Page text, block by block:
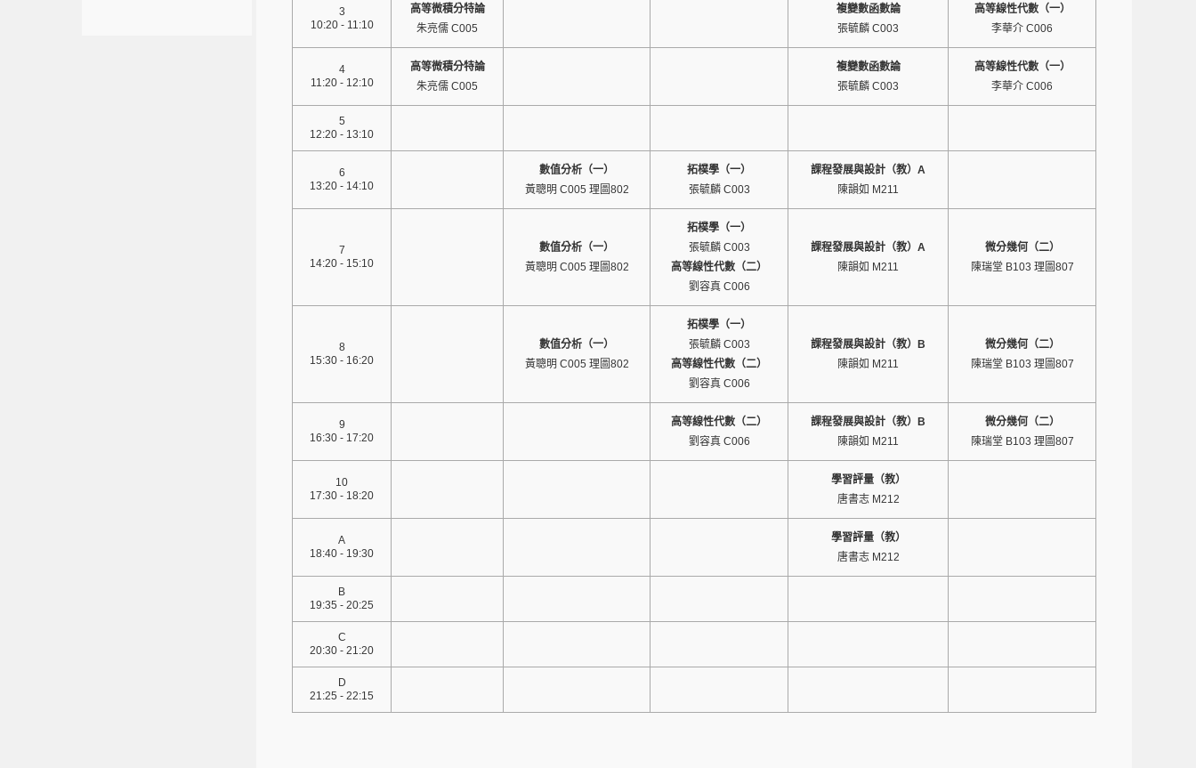
3
10:20 - 11:10
高等微積分特論
朱亮儒 C005
複變數函數論
張毓麟 C003
高等線性代數（一）
李華介 C006
4
11:20 - 12:10
高等微積分特論
朱亮儒 C005
複變數函數論
張毓麟 C003
高等線性代數（一）
李華介 C006
5
12:20 - 13:10
6
13:20 - 14:10
數值分析（一）
黃聰明 C005 理圖802
拓樸學（一）
張毓麟 C003
課程發展與設計（教）A
陳韻如 M211
7
14:20 - 15:10
數值分析（一）
黃聰明 C005 理圖802
拓樸學（一）
張毓麟 C003
高等線性代數（二）
劉容真 C006
課程發展與設計（教）A
陳韻如 M211
微分幾何（二）
陳瑞堂 B103 理圖807
8
15:30 - 16:20
數值分析（一）
黃聰明 C005 理圖802
拓樸學（一）
張毓麟 C003
高等線性代數（二）
劉容真 C006
課程發展與設計（教）B
陳韻如 M211
微分幾何（二）
陳瑞堂 B103 理圖807
9
16:30 - 17:20
高等線性代數（二）
劉容真 C006
課程發展與設計（教）B
陳韻如 M211
微分幾何（二）
陳瑞堂 B103 理圖807
10
17:30 - 18:20
學習評量（教）
唐書志 M212
A
18:40 - 19:30
學習評量（教）
唐書志 M212
B
19:35 - 20:25
C
20:30 - 21:20
D
21:25 - 22:15